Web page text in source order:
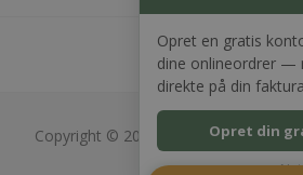
KONTAKT OS
Copyright © 2026 Bagger Nielsen
forbeholdt.
Opret en gratis
dine onlineordrer —
direkte på din
Opret din